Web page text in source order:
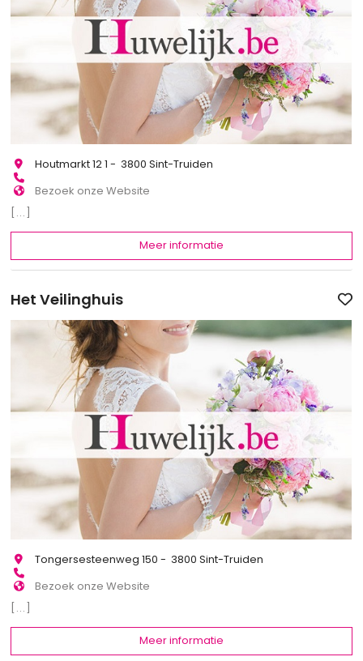
Houtmarkt 12 1 - 3800 Sint-Truiden
Bezoek onze Website
[...]
Meer informatie
Het Veilinghuis
Tongersesteenweg 150 - 3800 Sint-Truiden
Bezoek onze Website
[...]
Meer informatie